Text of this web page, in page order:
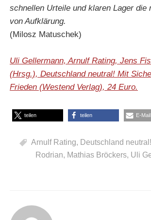
schnellen Urteile und klaren Lager die
von Aufklärung.
(Milosz Matuschek)
Uli Gellermann, Arnulf Rating, Jens
(Hrsg.), Deutschland neutral! Mit
Frieden (Westend Verlag), 24 Euro.
teilen teilen E-Mail
Arnulf Rating, Deutschland neutral!
Rodrian, Mathias Bröckers, Uli